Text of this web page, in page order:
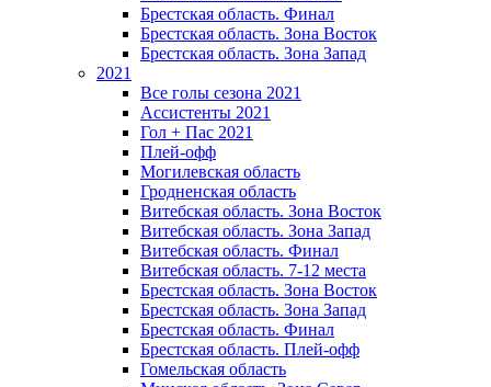
Брестская область. Финал
Брестская область. Зона Восток
Брестская область. Зона Запад
2021
Все голы сезона 2021
Ассистенты 2021
Гол + Пас 2021
Плей-офф
Могилевская область
Гродненская область
Витебская область. Зона Восток
Витебская область. Зона Запад
Витебская область. Финал
Витебская область. 7-12 места
Брестская область. Зона Восток
Брестская область. Зона Запад
Брестская область. Финал
Брестская область. Плей-офф
Гомельская область